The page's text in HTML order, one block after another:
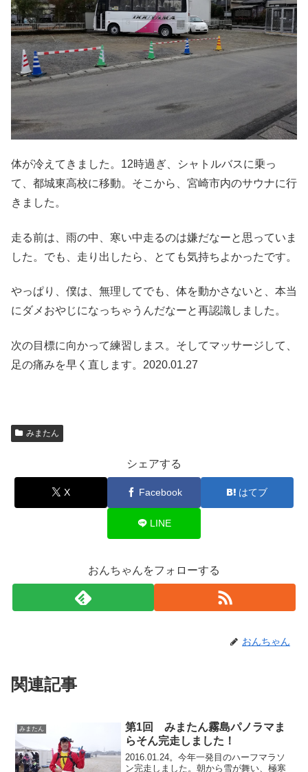
体が冷えてきました。12時過ぎ、シャトルバスに乗っ
て、都城東高校に移動。そこから、宮崎市内のサウナに行
きました。
走る前は、雨の中、寒い中走るのは嫌だなーと思っていま
した。でも、走り出したら、とても気持ちよかったです。
やっぱり、僕は、無理してでも、体を動かさないと、本当
にダメおやじになっちゃうんだなーと再認識しました。
次の目標に向かって練習しまス。そしてマッサージして、
足の痛みを早く直します。2020.01.27
みまたん
シェアする
X Facebook はてブ
LINE
おんちゃんをフォローする
おんちゃん
関連記事
みまたん
第1回 みまたん霧島パノラマま
らそん完走しました！
2016.01.24。今年一発目のハーフマラソ
ン完走しました。朝から雪が舞い、極寒